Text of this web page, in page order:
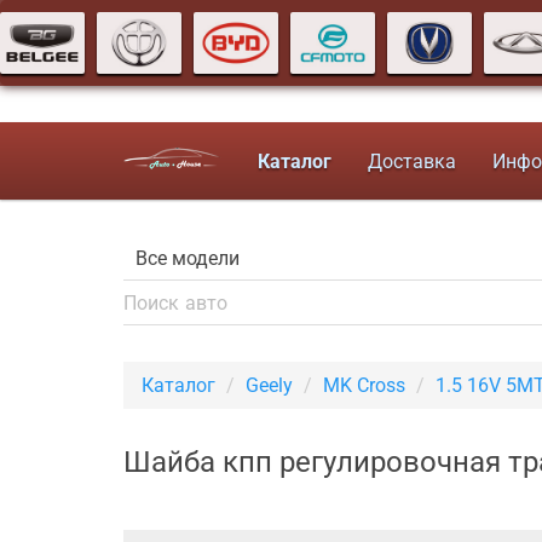
Каталог Доставка
Каталог Geely MK Cross 1.5 16V
Шайба кпп регулировочная